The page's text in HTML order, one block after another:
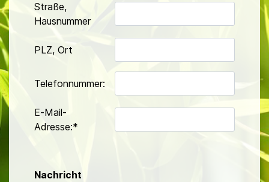
Straße,
Hausnummer
PLZ, Ort
Telefonnummer:
E-Mail-
Adresse:*
Nachricht